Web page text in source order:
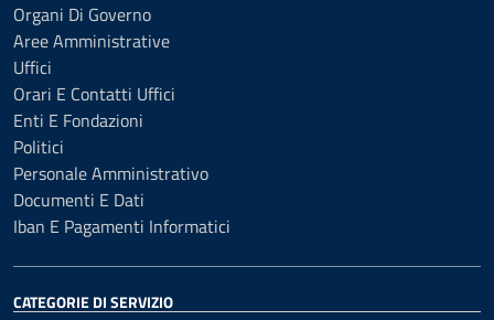
Organi Di Governo
Aree Amministrative
Uffici
Orari E Contatti Uffici
Enti E Fondazioni
Politici
Personale Amministrativo
Documenti E Dati
Iban E Pagamenti Informatici
CATEGORIE DI SERVIZIO